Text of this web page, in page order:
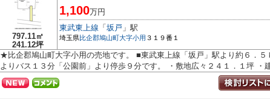
797.11㎡
241.12坪
1,100万円
東武東上線 「 坂戸 」駅
埼玉県比企郡鳩山町大字小用 ３１９番１
★比企郡鳩山町大字小用の売地です。 ■東武東上線「坂戸」駅より約６．
よりバス１３分「公園前」より停歩９分です。 ・敷地広々２４１．１坪 ・